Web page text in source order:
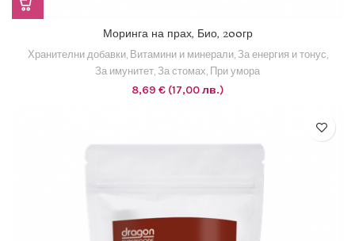
Моринга на прах, Био, 200гр
Хранителни добавки, Витамини и минерали, За енергия и тонус,
За имунитет, За стомах, При умора
8,69 €(17,00 лв.)